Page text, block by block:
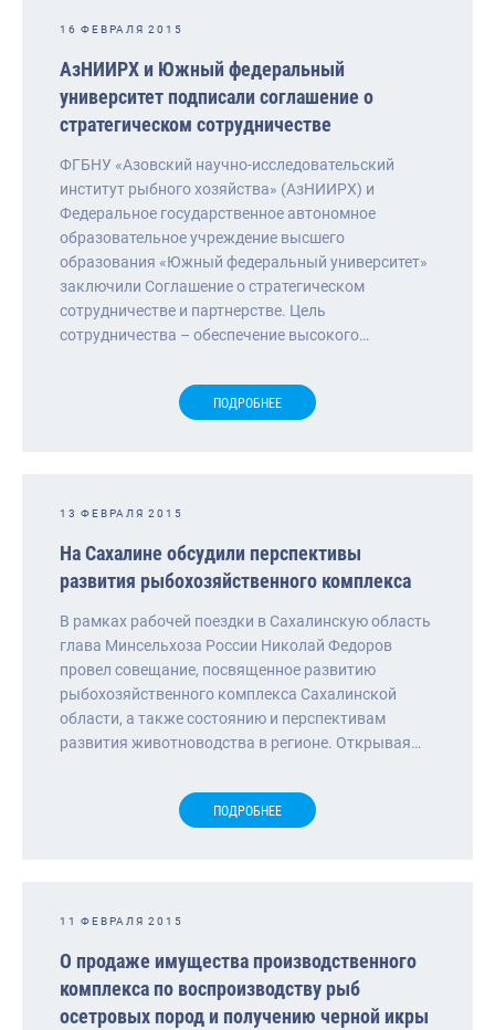
16 ФЕВРАЛЯ 2015
АзНИИРХ и Южный федеральный
университет подписали соглашение о
стратегическом сотрудничестве
ФГБНУ «Азовский научно-исследовательский
институт рыбного хозяйства» (АзНИИРХ) и
Федеральное государственное автономное
образовательное учреждение высшего
образования «Южный федеральный университет»
заключили Соглашение о стратегическом
сотрудничестве и партнерстве. Цель
сотрудничества – обеспечение высокого…
ПОДРОБНЕЕ
13 ФЕВРАЛЯ 2015
На Сахалине обсудили перспективы
развития рыбохозяйственного комплекса
В рамках рабочей поездки в Сахалинскую область
глава Минсельхоза России Николай Федоров
провел совещание, посвященное развитию
рыбохозяйственного комплекса Сахалинской
области, а также состоянию и перспективам
развития животноводства в регионе. Открывая…
ПОДРОБНЕЕ
11 ФЕВРАЛЯ 2015
О продаже имущества производственного
комплекса по воспроизводству рыб
осетровых пород и получению черной икры